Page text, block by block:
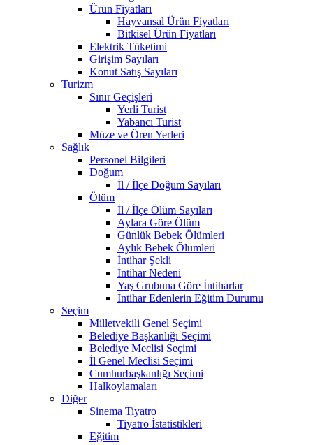
Ürün Fiyatları
Hayvansal Ürün Fiyatları
Bitkisel Ürün Fiyatları
Elektrik Tüketimi
Girişim Sayıları
Konut Satış Sayıları
Turizm
Sınır Geçişleri
Yerli Turist
Yabancı Turist
Müze ve Ören Yerleri
Sağlık
Personel Bilgileri
Doğum
İl / İlçe Doğum Sayıları
Ölüm
İl / İlçe Ölüm Sayıları
Aylara Göre Ölüm
Günlük Bebek Ölümleri
Aylık Bebek Ölümleri
İntihar Şekli
İntihar Nedeni
Yaş Grubuna Göre İntiharlar
İntihar Edenlerin Eğitim Durumu
Seçim
Milletvekili Genel Seçimi
Belediye Başkanlığı Seçimi
Belediye Meclisi Seçimi
İl Genel Meclisi Seçimi
Cumhurbaşkanlığı Seçimi
Halkoylamaları
Diğer
Sinema Tiyatro
Tiyatro İstatistikleri
Eğitim